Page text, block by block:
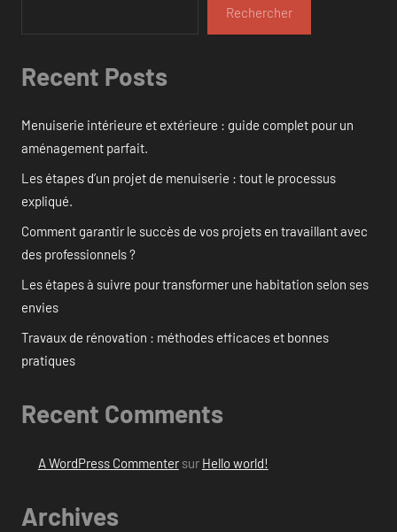
Rechercher
Recent Posts
Menuiserie intérieure et extérieure : guide complet pour un
aménagement parfait.
Les étapes d’un projet de menuiserie : tout le processus
expliqué.
Comment garantir le succès de vos projets en travaillant avec
des professionnels ?
Les étapes à suivre pour transformer une habitation selon ses
envies
Travaux de rénovation : méthodes efficaces et bonnes
pratiques
Recent Comments
A WordPress Commentersur Hello world!
Archives